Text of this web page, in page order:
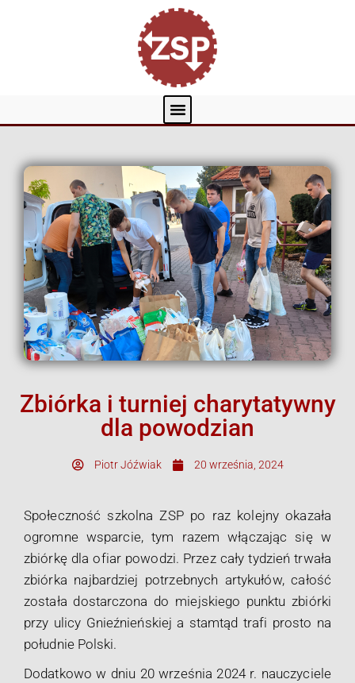
Zbiórka i turniej charytatywny
dla powodzian
Piotr Jóźwiak 20 września, 2024
Społeczność szkolna ZSP po raz kolejny okazała
ogromne wsparcie, tym razem włączając się w
zbiórkę dla ofiar powodzi. Przez cały tydzień trwała
zbiórka najbardziej potrzebnych artykułów, całość
została dostarczona do miejskiego punktu zbiórki
przy ulicy Gnieźnieńskiej a stamtąd trafi prosto na
południe Polski.
Dodatkowo w dniu 20 września 2024 r. nauczyciele